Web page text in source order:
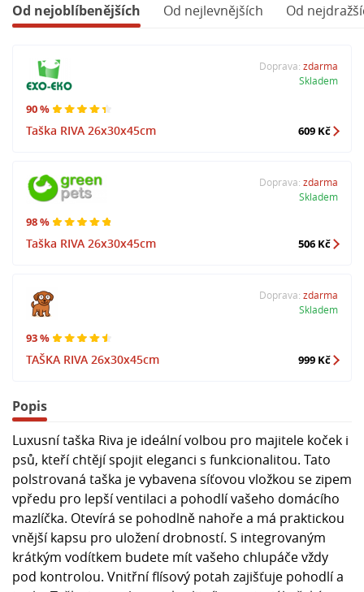
Od nejoblíbenějších Od nejlevnějších Od
90 %
Taška RIVA 26x30x45cm
Doprava: zdarma
Skladem
609 Kč
98 %
Taška RIVA 26x30x45cm
Doprava: zdarma
Skladem
506 Kč
93 %
TAŠKA RIVA 26x30x45cm
Doprava: zdarma
Skladem
999 Kč
Popis
Luxusní taška Riva je ideální volbou pro majitele koček i
psů, kteří chtějí spojit eleganci s funkcionalitou. Tato
polstrovaná taška je vybavena síťovou vložkou se zipem
vpředu pro lepší ventilaci a pohodlí vašeho domácího
mazlíčka. Otevírá se pohodlně nahoře a má praktickou
vnější kapsu pro uložení drobností. S integrovaným
krátkým vodítkem budete mít vašeho chlupáče vždy
pod kontrolou. Vnitřní flísový potah zajišťuje pohodlí a